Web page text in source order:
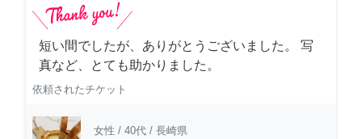
短い間でしたが、ありがとうございました。 写
真など、とても助かりました。
依頼されたチケット
女性 / 40代 / 長崎県